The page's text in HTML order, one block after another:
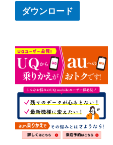
ダウンロード